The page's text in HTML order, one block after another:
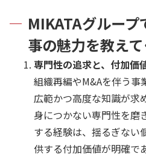
MIKATAグルー
事の魅力を教えて
専門性の追求と、付加価
組織再編やM&Aを伴う事
広範かつ高度な知識が求
身につかない専門性を磨
する経験は、揺るぎない
供する付加価値が明確で